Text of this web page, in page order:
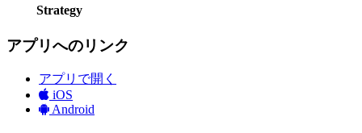
Strategy
アプリへのリンク
アプリで開く
iOS
Android